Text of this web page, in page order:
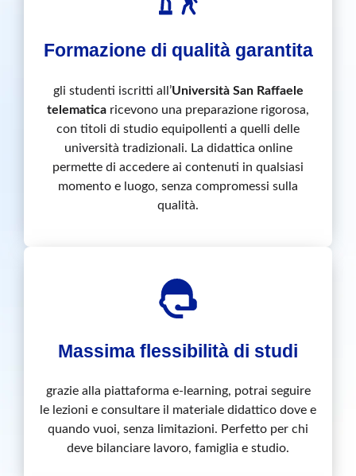
Formazione di qualità garantita
gli studenti iscritti all’Università San Raffaele
telematica ricevono una preparazione rigorosa,
con titoli di studio equipollenti a quelli delle
università tradizionali. La didattica online
permette di accedere ai contenuti in qualsiasi
momento e luogo, senza compromessi sulla
qualità.
Massima flessibilità di studi
grazie alla piattaforma e-learning, potrai seguire
le lezioni e consultare il materiale didattico dove e
quando vuoi, senza limitazioni. Perfetto per chi
deve bilanciare lavoro, famiglia e studio.